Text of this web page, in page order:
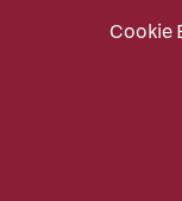
Cookie